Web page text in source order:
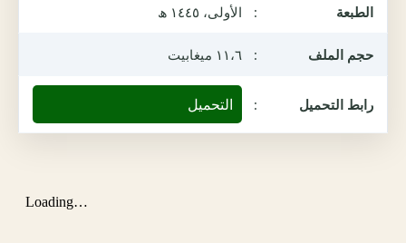
الطبعة : الأولى، ١٤٤٥ ھ
حجم الملف : ١١،٦ ميغابيت
رابط التحميل : التحميل